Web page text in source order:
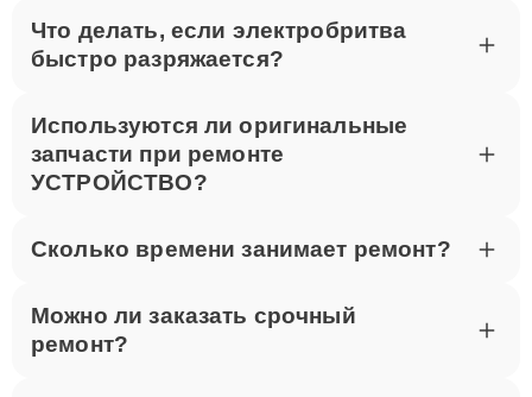
Что делать, если электробритва
быстро разряжается?
Используются ли оригинальные
запчасти при ремонте
УСТРОЙСТВО?
Сколько времени занимает ремонт?
Можно ли заказать срочный
ремонт?